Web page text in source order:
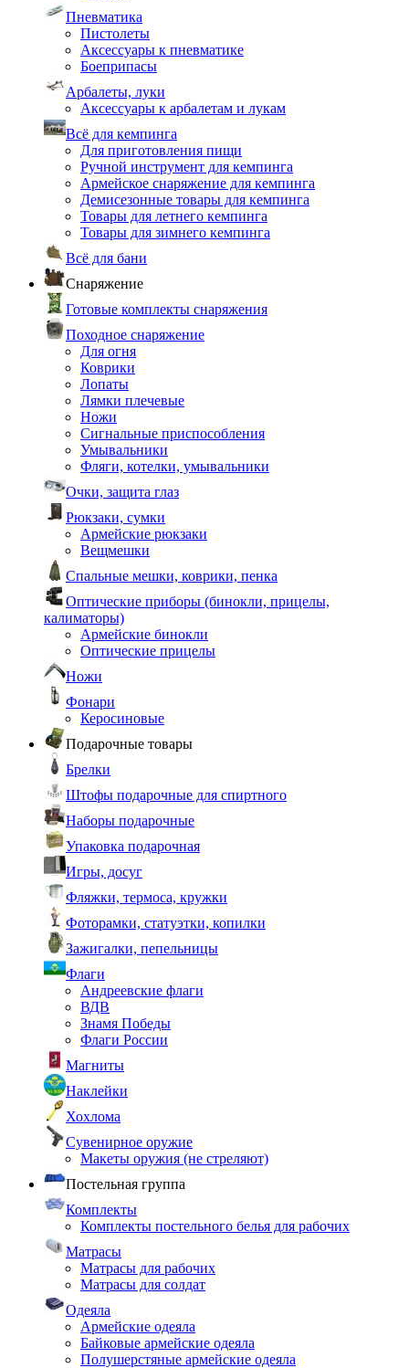
Пневматика
Пистолеты
Аксессуары к пневматике
Боеприпасы
Арбалеты, луки
Аксессуары к арбалетам и лукам
Всё для кемпинга
Для приготовления пищи
Ручной инструмент для кемпинга
Армейское снаряжение для кемпинга
Демисезонные товары для кемпинга
Товары для летнего кемпинга
Товары для зимнего кемпинга
Всё для бани
Снаряжение
Готовые комплекты снаряжения
Походное снаряжение
Для огня
Коврики
Лопаты
Лямки плечевые
Ножи
Сигнальные приспособления
Умывальники
Фляги, котелки, умывальники
Очки, защита глаз
Рюкзаки, сумки
Армейские рюкзаки
Вещмешки
Спальные мешки, коврики, пенка
Оптические приборы (бинокли, прицелы,
калиматоры)
Армейские бинокли
Оптические прицелы
Ножи
Фонари
Керосиновые
Подарочные товары
Брелки
Штофы подарочные для спиртного
Наборы подарочные
Упаковка подарочная
Игры, досуг
Фляжки, термоса, кружки
Фоторамки, статуэтки, копилки
Зажигалки, пепельницы
Флаги
Андреевские флаги
ВДВ
Знамя Победы
Флаги России
Магниты
Наклейки
Хохлома
Сувенирное оружие
Макеты оружия (не стреляют)
Постельная группа
Комплекты
Комплекты постельного белья для рабочих
Матрасы
Матрасы для рабочих
Матрасы для солдат
Одеяла
Армейские одеяла
Байковые армейские одеяла
Полушерстяные армейские одеяла